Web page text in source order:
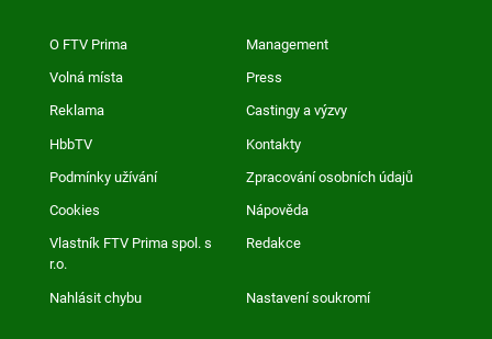
O FTV Prima Management
Volná místa Press
Reklama Castingy a výzvy
HbbTV Kontakty
Podmínky užívání Zpracování osobních údajů
Cookies Nápověda
Vlastník FTV Prima spol. s
r.o.
Redakce
Nahlásit chybu Nastavení soukromí